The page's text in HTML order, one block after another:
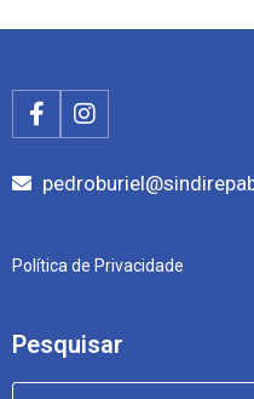
Política de Privacidade
Pesquisar